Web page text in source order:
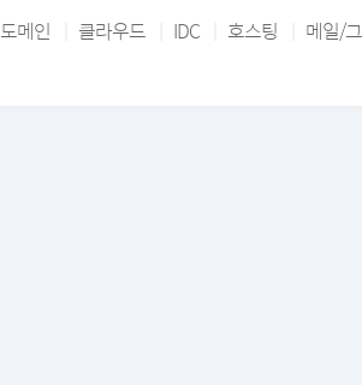
도메인 클라우드 IDC 호스팅 메일/